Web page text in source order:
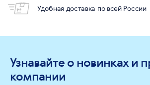
Удобная доставка по всей России
Узнавайте о новинках и
компании